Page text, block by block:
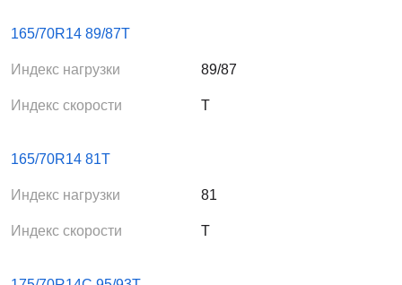
165/70R14 89/87T
Индекс нагрузки 89/87
Индекс скорости T
165/70R14 81T
Индекс нагрузки 81
Индекс скорости T